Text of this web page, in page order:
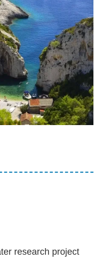
research project